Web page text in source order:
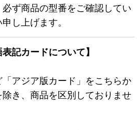
ず商品の型番をご確認してい
し上げます。
記カードについて】
アジア版カード」をこちらか
き、商品を区別しておりませ